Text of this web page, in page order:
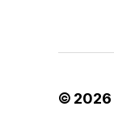
© 2026